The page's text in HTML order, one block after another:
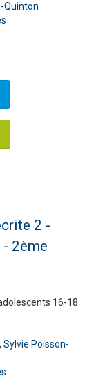
Quinton
2 -
2ème
16-18
, Sylvie Poisson-